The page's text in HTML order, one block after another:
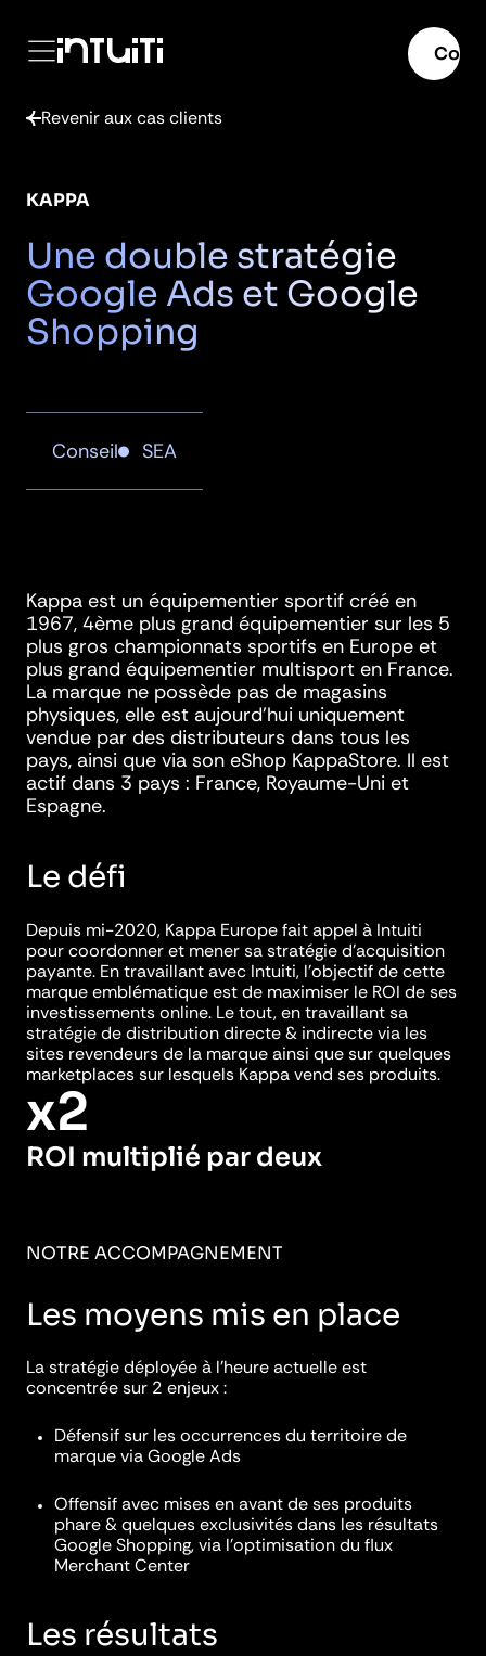
Passer
Menu
Revenir aux cas clients
KAPPA
Une double stratégie
Google Ads et Google
Shopping
Conseil SEA
Kappa est un équipementier sportif créé en
1967, 4ème plus grand équipementier sur les 5
plus gros championnats sportifs en Europe et
plus grand équipementier multisport en France.
La marque ne possède pas de magasins
physiques, elle est aujourd’hui uniquement
vendue par des distributeurs dans tous les
pays, ainsi que via son eShop KappaStore. Il est
actif dans 3 pays : France, Royaume-Uni et
Espagne.
Le défi
Depuis mi-2020, Kappa Europe fait appel à Intuiti
pour coordonner et mener sa stratégie d’acquisition
payante. En travaillant avec Intuiti, l’objectif de cette
marque emblématique est de maximiser le ROI de ses
investissements online. Le tout, en travaillant sa
stratégie de distribution directe & indirecte via les
sites revendeurs de la marque ainsi que sur quelques
marketplaces sur lesquels Kappa vend ses produits.
x2
ROI multiplié par deux
NOTRE ACCOMPAGNEMENT
Les moyens mis en place
La stratégie déployée à l’heure actuelle est
concentrée sur 2 enjeux :
Défensif sur les occurrences du territoire de
marque via Google Ads
Offensif avec mises en avant de ses produits
phare & quelques exclusivités dans les résultats
Google Shopping, via l’optimisation du flux
Merchant Center
Les résultats